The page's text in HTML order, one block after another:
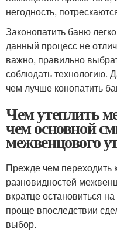
негодность,
Законопатить баню
данный процесс не
важно, правильно
соблюдать технологию.
чем лучше конопатить
Чем утеплить
чем основной
межвенцового
Прежде чем переходить
разновидностей
вкратце остановиться
проще впоследствии
выбор.